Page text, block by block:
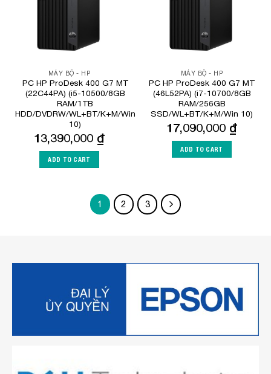
MÁY BỘ - HP
PC HP ProDesk 400 G7 MT
(22C44PA) (i5-10500/8GB
RAM/1TB
HDD/DVDRW/WL+BT/K+M/Win
10)
13,390,000 ₫
ADD TO CART
MÁY BỘ - HP
PC HP ProDesk 400 G7 MT
(46L52PA) (i7-10700/8GB
RAM/256GB
SSD/WL+BT/K+M/Win 10)
17,090,000 ₫
ADD TO CART
1 2 3